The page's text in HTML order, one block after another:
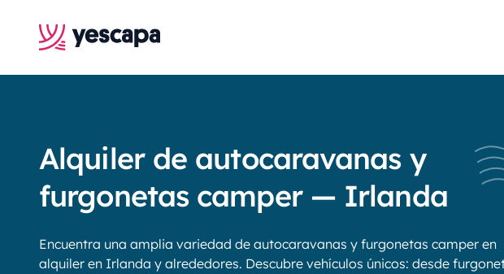
Alquiler de autocaravanas y
furgonetas camper — Irlanda
Encuentra una amplia variedad de autocaravanas y furgonetas camper en
alquiler en Irlanda y alrededores. Descubre vehículos únicos: desde